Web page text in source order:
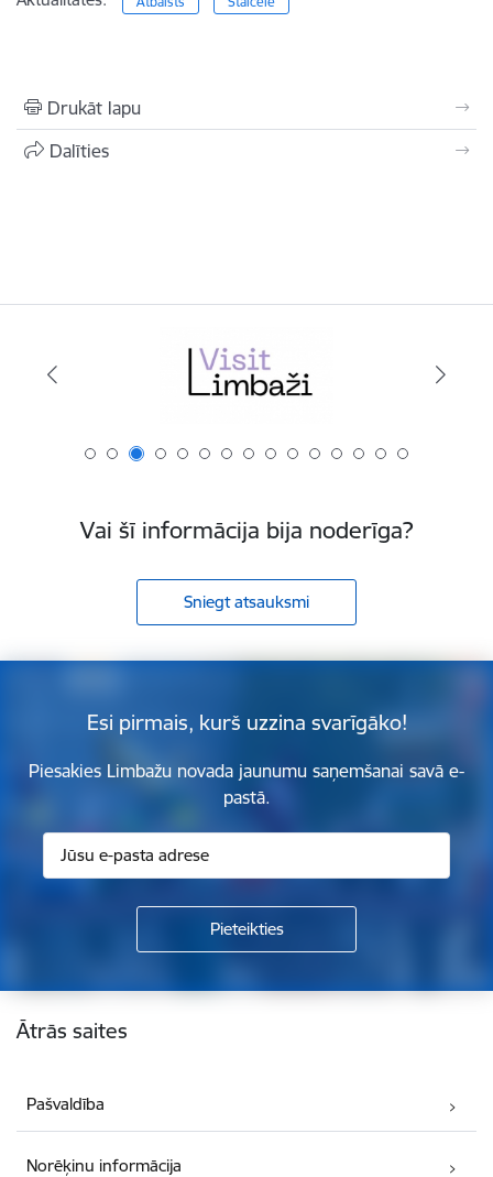
Drukāt lapu
Dalīties
Vai šī informācija bija noderīga?
Sniegt atsauksmi
Esi pirmais, kurš uzzina svarīgāko!
Piesakies Limbažu novada jaunumu saņemšanai savā e-
pastā.
Kājene
Ātrās saites
Pašvaldība
Norēķinu informācija